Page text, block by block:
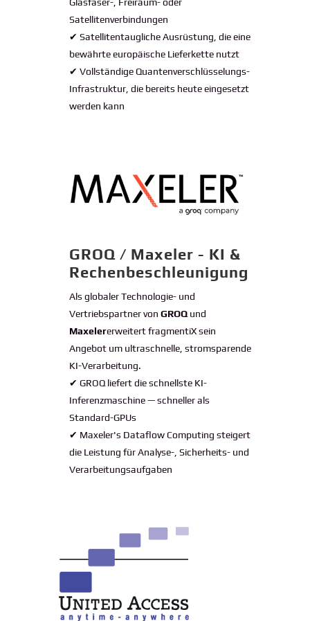
Satellitenverbindungen
✔ Satellitentaugliche Ausrüstung, die eine
bewährte europäische Lieferkette nutzt
✔ Vollständige Quantenverschlüsselungs-
Infrastruktur, die bereits heute eingesetzt
werden kann
GROQ / Maxeler - KI &
Rechenbeschleunigung
Als globaler Technologie- und
Vertriebspartner von GROQund
Maxelererweitert fragmentiX sein
Angebot um ultraschnelle, stromsparende
KI-Verarbeitung.
✔ GROQ liefert die schnellste KI-
Inferenzmaschine — schneller als
Standard-GPUs
✔ Maxeler's Dataflow Computing steigert
die Leistung für Analyse-, Sicherheits- und
Verarbeitungsaufgaben